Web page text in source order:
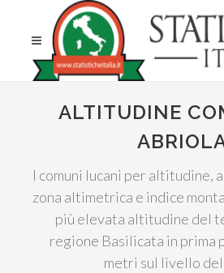
ALTITUDINE
I comuni lucani per altitudine,
zona altimetrica e indice
più elevata altitudine del
regione Basilicata in prima
metri sul livello del